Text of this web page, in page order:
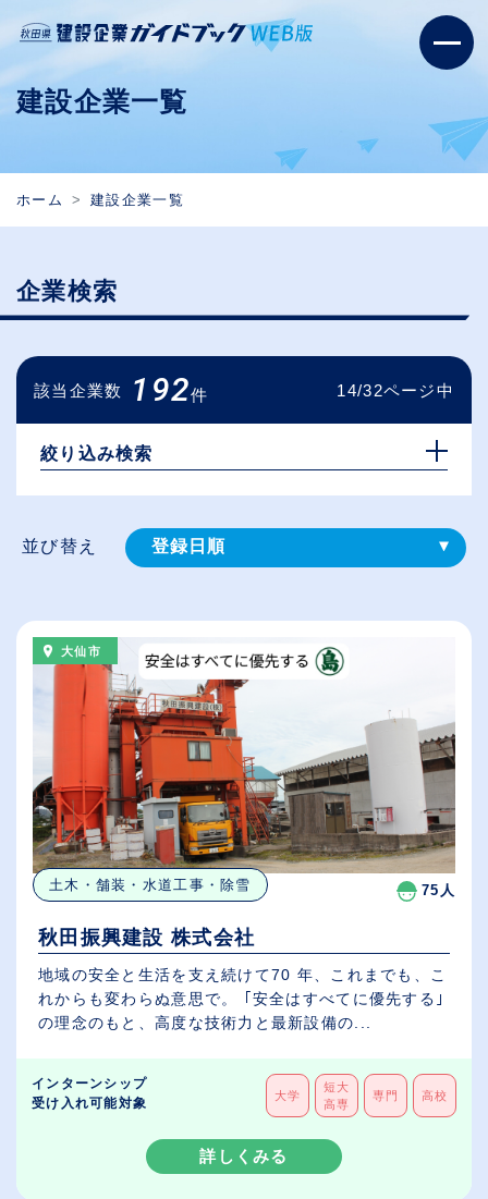
建設企業一覧
ホーム 建設企業一覧
企業検索
該当企業数 192件 14/32ページ中
絞り込み検索
並び替え 登録⽇順
（⾼卒の給与を基準）
従業員が多い順
休日数が多い順
大仙市
土木・舗装・水道工事・除雪 75人
秋田振興建設 株式会社
地域の安全と生活を支え続けて70 年、これまでも、こ
れからも変わらぬ意思で。 ｢安全はすべてに優先する｣
の理念のもと、高度な技術力と最新設備の...
インターンシップ
受け入れ可能対象
大学
短大
高専
専門 高校
詳しくみる